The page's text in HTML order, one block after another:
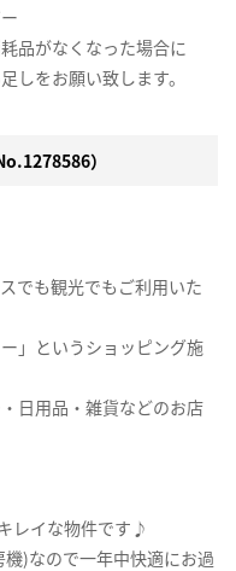
品がなくなった場合に
しをお願い致します。
）
でも観光でもご利用いた
」というショッピング施
日用品・雑貨などのお店
レイな物件です♪
)なので一年中快適にお過